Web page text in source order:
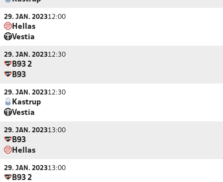
29. JAN. 202312:00
Hellas
Vestia
29. JAN. 202312:30
B93 2
B93
29. JAN. 202312:30
Kastrup
Vestia
29. JAN. 202313:00
B93
Hellas
29. JAN. 202313:00
B93 2